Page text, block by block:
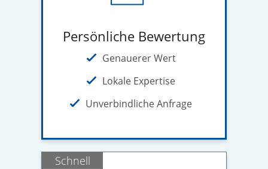
Persönliche Bewertung
Genauerer Wert
Lokale Expertise
Unverbindliche Anfrage
Schnell